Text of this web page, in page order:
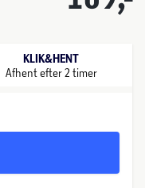
KLIK&HENT
Afhent efter 2 timer